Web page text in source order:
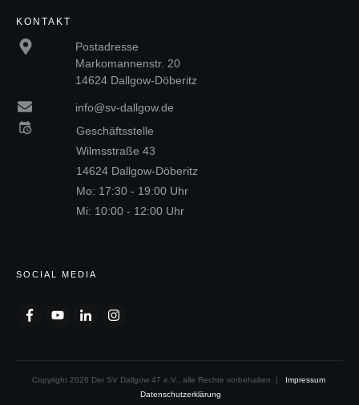
KONTAKT
Postadresse
Markomannenstr. 20
14624 Dallgow-Döberitz
info@sv-dallgow.de
Geschäftsstelle
Wilmsstraße 43
14624 Dallgow-Döberitz
Mo: 17:30 - 19:00 Uhr
Mi: 10:00 - 12:00 Uhr
SOCIAL MEDIA
Copyright 2026 Der SV Dallgow 47 e.V., alle Rechte vorbehalten. |
Impressum
Datenschutzerklärung